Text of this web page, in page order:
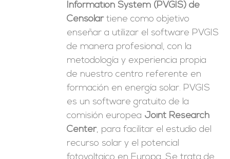
Information System (PVGIS) de
Censolartiene como objetivo
enseñar a utilizar el software PVGIS
de manera profesional, con la
metodología y experiencia propia
de nuestro centro referente en
formación en energía solar. PVGIS
es un software gratuito de la
comisión europea Joint Research
Center, para facilitar el estudio del
recurso solar y el potencial